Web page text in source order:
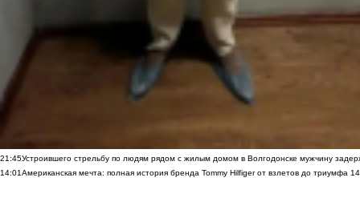
21:45Устроившего стрельбу по людям рядом с жилым домом в Волгодонске мужчину
14:01Американская мечта: полная история бренда Tommy Hilfiger от взлетов до триумфа